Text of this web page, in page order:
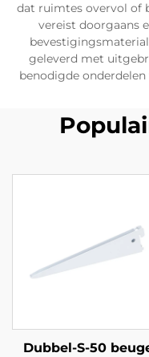
dat ruimtes overvol of
vereist doorgaans
geleverd met
benodigde
Dubbel-S-50